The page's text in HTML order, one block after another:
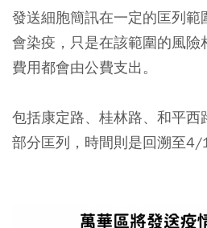
發送細胞簡訊在一定的匡列範
會染疫，只是在該範圍的風險
費用都會由公費支出。
包括康定路、桂林路、和平西
部分匡列，時間則是回溯至4/